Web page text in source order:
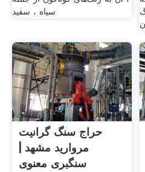
سیاه ، سفید
حراج سنگ گرانیت
مروارید مشهد |
سنگبری معنوی